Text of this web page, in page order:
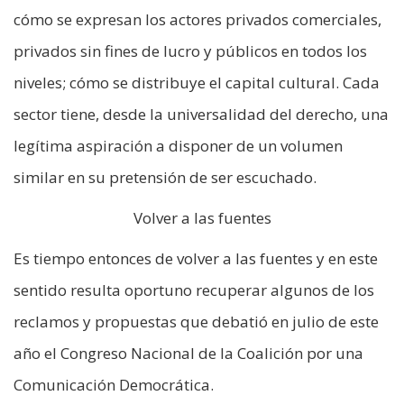
cómo se expresan los actores privados comerciales,
privados sin fines de lucro y públicos en todos los
niveles; cómo se distribuye el capital cultural. Cada
sector tiene, desde la universalidad del derecho, una
legítima aspiración a disponer de un volumen
similar en su pretensión de ser escuchado.
Volver a las fuentes
Es tiempo entonces de volver a las fuentes y en este
sentido resulta oportuno recuperar algunos de los
reclamos y propuestas que debatió en julio de este
año el Congreso Nacional de la Coalición por una
Comunicación Democrática.